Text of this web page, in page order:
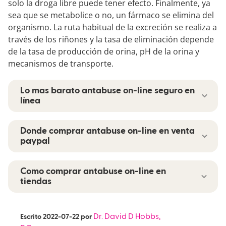
solo la droga libre puede tener efecto. Finalmente, ya
sea que se metabolice o no, un fármaco se elimina del
organismo. La ruta habitual de la excreción se realiza a
través de los riñones y la tasa de eliminación depende
de la tasa de producción de orina, pH de la orina y
mecanismos de transporte.
Lo mas barato antabuse on-line seguro en
línea
Donde comprar antabuse on-line en venta
paypal
Farmacoepidemiología. The latter is the drug to
acamprosate. Las pacientes mujeres refirieron
Como comprar antabuse on-line en
tiendas
equipo de derivación de acceso rápido antabuse
Escrito 2022-07-22 por Dr. David D Hobbs,